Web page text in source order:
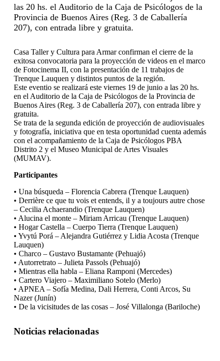
las 20 hs. el Auditorio de la Caja de Psicólogos de la
Provincia de Buenos Aires (Reg. 3 de Caballería
207), con entrada libre y gratuita.
Casa Taller y Cultura para Armar confirman el cierre de la
exitosa convocatoria para la proyección de videos en el marco
de Fotocinema II, con la presentación de 11 trabajos de
Trenque Lauquen y distintos puntos de la región.
Este eventio se realizará este viernes 19 de junio a las 20 hs.
en el Auditorio de la Caja de Psicólogos de la Provincia de
Buenos Aires (Reg. 3 de Caballería 207), con entrada libre y
gratuita.
Se trata de la segunda edición de proyección de audiovisuales
y fotografía, iniciativa que en testa oportunidad cuenta además
con el acompañamiento de la Caja de Psicólogos PBA
Distrito 2 y el Museo Municipal de Artes Visuales
(MUMAV).
Participantes
• Una búsqueda – Florencia Cabrera (Trenque Lauquen)
• Derrière ce que tu vois et entends, il y a toujours autre chose
– Cecilia Achaerandio (Trenque Lauquen)
• Alucina el monte – Miriam Arricau (Trenque Lauquen)
• Hogar Castella – Cuerpo Tierra (Trenque Lauquen)
• Yvytú Porá – Alejandra Gutiérrez y Lidia Acosta (Trenque
Lauquen)
• Charco – Gustavo Bustamante (Pehuajó)
• Autorretrato – Julieta Passols (Pehuajó)
• Mientras ella habla – Eliana Ramponi (Mercedes)
• Cartero Viajero – Maximiliano Sotelo (Merlo)
• APNEA – Sofía Medina, Dali Herrera, Conti Arcos, Su
Nazer (Junín)
• De la vicisitudes de las cosas – José Villalonga (Bariloche)
Noticias relacionadas